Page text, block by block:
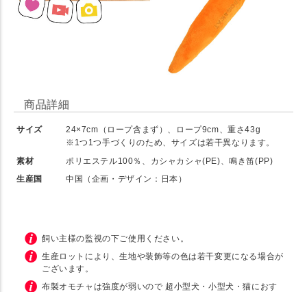
商品詳細
サイズ
24×7cm（ロープ含まず）、ロープ9cm、重さ43g
※1つ1つ手づくりのため、サイズは若干異なります。
素材
ポリエステル100％、カシャカシャ(PE)、鳴き笛(PP)
生産国
中国（企画・デザイン：日本）
飼い主様の監視の下ご使用ください。
生産ロットにより、生地や装飾等の色は若干変更になる場合が
ございます。
布製オモチャは強度が弱いので 超小型犬・小型犬・猫におす